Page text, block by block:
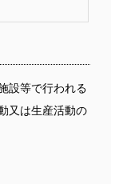
設等で行われる
又は生産活動の